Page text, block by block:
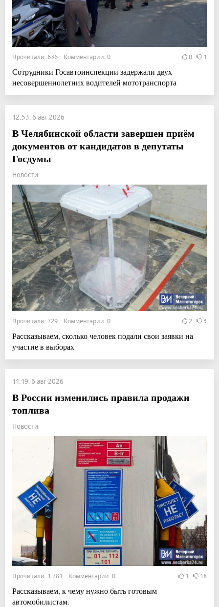
Прочитали: 636 Комментарии: 0 0 1
Сотрудники Госавтоинспекции задержали двух
несовершеннолетних водителей мототранспорта
12:53, 6 авг 2026
В Челябинской области завершен приём
документов от кандидатов в депутаты
Госдумы
Новости
Прочитали: 729 Комментарии: 0 2 3
Рассказываем, сколько человек подали свои заявки на
участие в выборах
11:19, 6 авг 2026
В России изменились правила продажи
топлива
Новости
Прочитали: 1 781 Комментарии: 0 1 18
Рассказываем, к чему нужно быть готовым
автомобилистам.